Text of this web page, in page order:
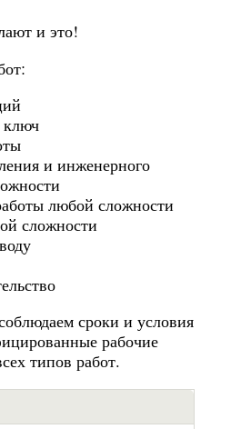
и это!
ключ
и инженерного
любой сложности
сложности
сроки и условия
рабочие
типов работ.